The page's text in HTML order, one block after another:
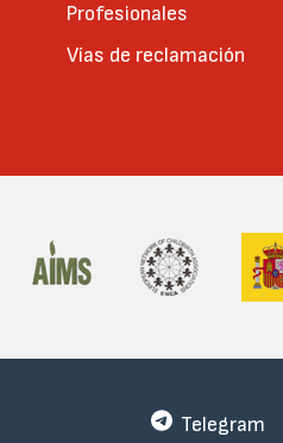
Profesionales
Vías de reclamación
Telegram